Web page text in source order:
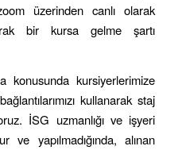
üzerinden canlı olarak
bir kursa gelme şartı
konusunda kursiyerlerimize
kullanarak staj
İSG uzmanlığı ve işyeri
yapılmadığında, alınan